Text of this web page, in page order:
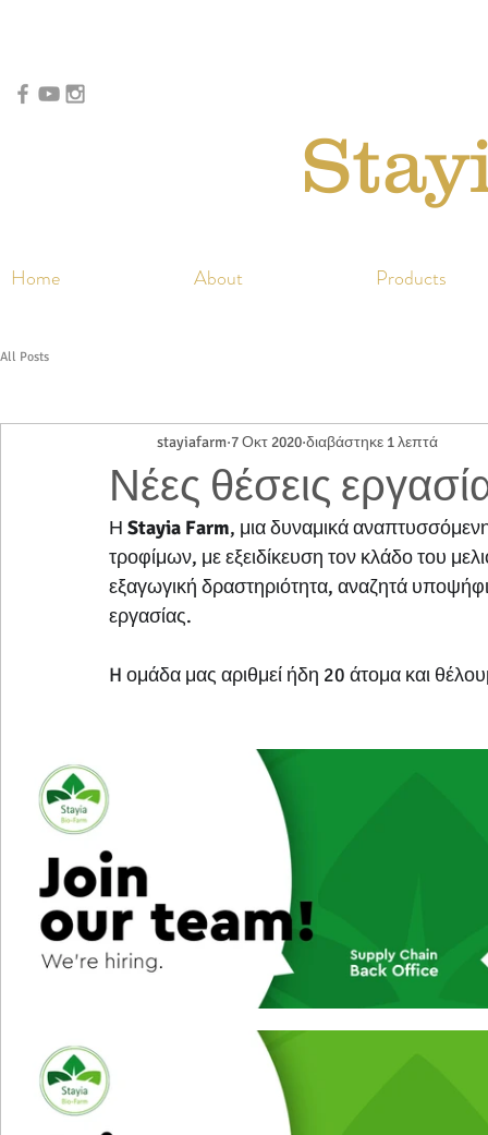
Home About Products
All Posts
Νέες θέσεις
stayiafarm 7 Οκτ 2020 διαβάστηκε 1 λεπτά
Η Stayia Farm, μια δυναμικά
τροφίμων, με εξειδίκευση τον κλάδο του
εξαγωγική δραστηριότητα, αναζητά
εργασίας.
H ομάδα μας αριθμεί ήδη 20 άτομα και